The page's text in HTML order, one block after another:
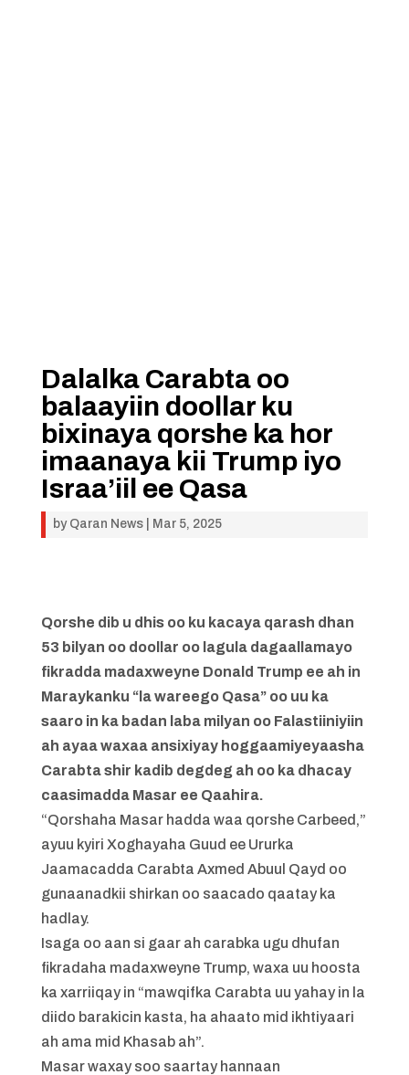
Dalalka Carabta oo
balaayiin doollar ku
bixinaya qorshe ka hor
imaanaya kii Trump iyo
Israa’iil ee Qasa
by Qaran News| Mar 5, 2025
Qorshe dib u dhis oo ku kacaya qarash dhan
53 bilyan oo doollar oo lagula dagaallamayo
fikradda madaxweyne Donald Trump ee ah in
Maraykanku “la wareego Qasa” oo uu ka
saaro in ka badan laba milyan oo Falastiiniyiin
ah ayaa waxaa ansixiyay hoggaamiyeyaasha
Carabta shir kadib degdeg ah oo ka dhacay
caasimadda Masar ee Qaahira.
“Qorshaha Masar hadda waa qorshe Carbeed,”
ayuu kyiri Xoghayaha Guud ee Ururka
Jaamacadda Carabta Axmed Abuul Qayd oo
gunaanadkii shirkan oo saacado qaatay ka
hadlay.
Isaga oo aan si gaar ah carabka ugu dhufan
fikradaha madaxweyne Trump, waxa uu hoosta
ka xarriiqay in “mawqifka Carabta uu yahay in la
diido barakicin kasta, ha ahaato mid ikhtiyaari
ah ama mid Khasab ah”.
Masar waxay soo saartay hannaan